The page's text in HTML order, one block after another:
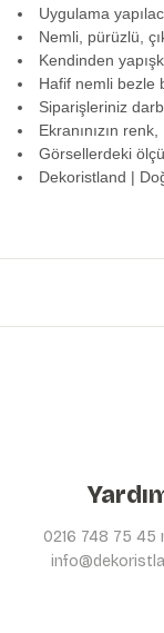
Uygulama
Nemli, pürüzlü,
Kendinden
Hafif nemli bezle
Siparişleriniz
Ekranınızın
Görsellerdeki
Dekoristland |
Bu ürüne benzer
0216 748 75 45